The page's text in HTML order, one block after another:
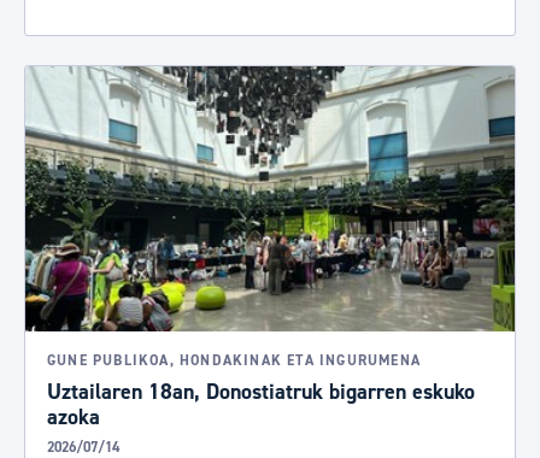
GUNE PUBLIKOA, HONDAKINAK ETA INGURUMENA
Uztailaren 18an, Donostiatruk bigarren eskuko
azoka
2026/07/14